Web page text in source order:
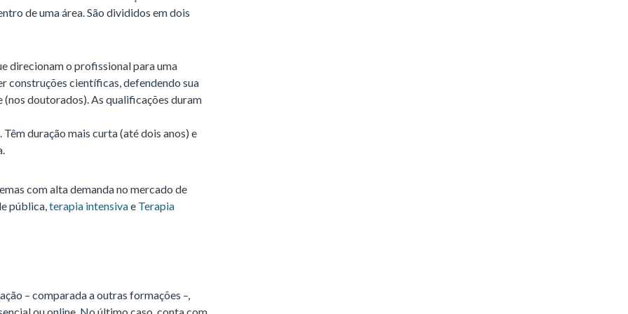
de uma área. São divididos em dois
direcionam o profissional para uma
construções científicas, defendendo sua
doutorados). As qualificações duram
duração mais curta (até dois anos) e
com alta demanda no mercado de
pública,terapia intensivae Terapia
– comparada a outras formações –,